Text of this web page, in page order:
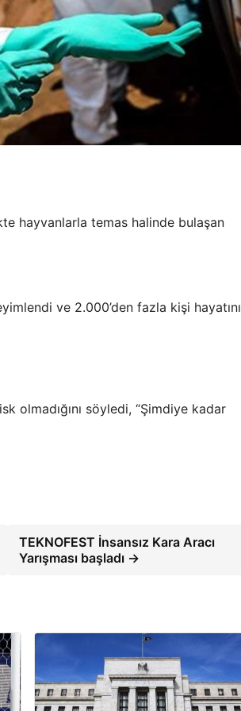
hayvanlarla temas halinde bulaşan
ve 2.000’den fazla kişi hayatını
olmadığını söyledi, “Şimdiye kadar
TEKNOFEST İnsansız Kara Aracı
Yarışması başladı →